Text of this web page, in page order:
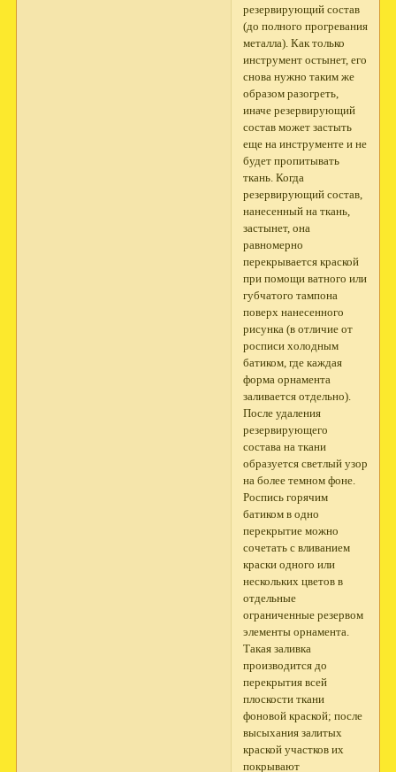
резервирующий состав
(до полного прогревания
металла). Как только
инструмент остынет, его
снова нужно таким же
образом разогреть,
иначе резервирующий
состав может застыть
еще на инструменте и не
будет пропитывать
ткань. Когда
резервирующий состав,
нанесенный на ткань,
застынет, она
равномерно
перекрывается краской
при помощи ватного или
губчатого тампона
поверх нанесенного
рисунка (в отличие от
росписи холодным
батиком, где каждая
форма орнамента
заливается отдельно).
После удаления
резервирующего
состава на ткани
образуется светлый узор
на более темном фоне.
Роспись горячим
батиком в одно
перекрытие можно
сочетать с вливанием
краски одного или
нескольких цветов в
отдельные
ограниченные резервом
элементы орнамента.
Такая заливка
производится до
перекрытия всей
плоскости ткани
фоновой краской; после
высыхания залитых
краской участков их
покрывают